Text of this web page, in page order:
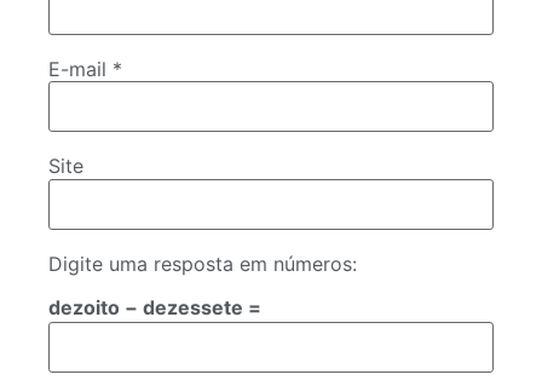
E-mail *
Site
Digite uma resposta em números:
dezoito − dezessete =